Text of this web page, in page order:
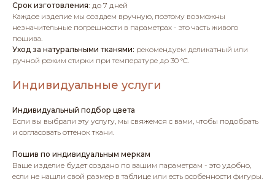
Срок изготовления: до 7 дней
Каждое изделие мы создаем вручную, поэтому возможны
незначительные погрешности в параметрах - это часть живого
пошива.
Уход за натуральными тканями: рекомендуем деликатный или
ручной режим стирки при температуре до 30 °C.
Индивидуальные услуги
Индивидуальный подбор цвета
Если вы выбрали эту услугу, мы свяжемся с вами, чтобы подобрать
и согласовать оттенок ткани.
Пошив по индивидуальным меркам
Ваше изделие будет создано по вашим параметрам - это удобно,
если не нашли свой размер в таблице или есть особенности фигуры.